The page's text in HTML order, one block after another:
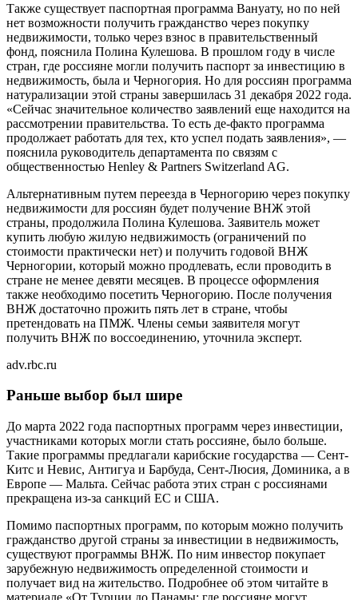
Также существует паспортная программа Вануату, но по ней
нет возможности получить гражданство через покупку
недвижимости, только через взнос в правительственный
фонд, пояснила Полина Кулешова. В прошлом году в числе
стран, где россияне могли получить паспорт за инвестицию в
недвижимость, была и Черногория. Но для россиян программа
натурализации этой страны завершилась 31 декабря 2022 года.
«Сейчас значительное количество заявлений еще находится на
рассмотрении правительства. То есть де-факто программа
продолжает работать для тех, кто успел подать заявления», —
пояснила руководитель департамента по связям с
общественностью Henley & Partners Switzerland AG.
Альтернативным путем переезда в Черногорию через покупку
недвижимости для россиян будет получение ВНЖ этой
страны, продолжила Полина Кулешова. Заявитель может
купить любую жилую недвижимость (ограничений по
стоимости практически нет) и получить годовой ВНЖ
Черногории, который можно продлевать, если проводить в
стране не менее девяти месяцев. В процессе оформления
также необходимо посетить Черногорию. После получения
ВНЖ достаточно прожить пять лет в стране, чтобы
претендовать на ПМЖ. Члены семьи заявителя могут
получить ВНЖ по воссоединению, уточнила эксперт.
adv.rbc.ru
Раньше выбор был шире
До марта 2022 года паспортных программ через инвестиции,
участниками которых могли стать россияне, было больше.
Такие программы предлагали карибские государства — Сент-
Китс и Невис, Антигуа и Барбуда, Сент-Люсия, Доминика, а в
Европе — Мальта. Сейчас работа этих стран с россиянами
прекращена из-за санкций ЕС и США.
Помимо паспортных программ, по которым можно получить
гражданство другой страны за инвестиции в недвижимость,
существуют программы ВНЖ. По ним инвестор покупает
зарубежную недвижимость определенной стоимости и
получает вид на жительство. Подробнее об этом читайте в